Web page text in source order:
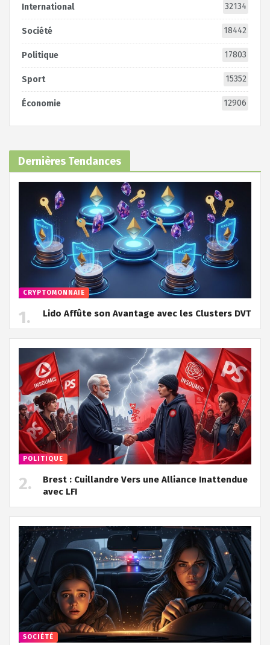
International 32134
Société 18442
Politique 17803
Sport 15352
Économie 12906
Dernières Tendances
CRYPTOMONNAIE
Lido Affûte son Avantage avec les Clusters DVT
POLITIQUE
Brest : Cuillandre Vers une Alliance Inattendue
avec LFI
SOCIÉTÉ